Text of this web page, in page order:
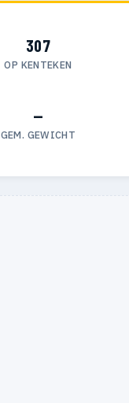
307
OP KENTEKEN
—
GEM. GEWICHT